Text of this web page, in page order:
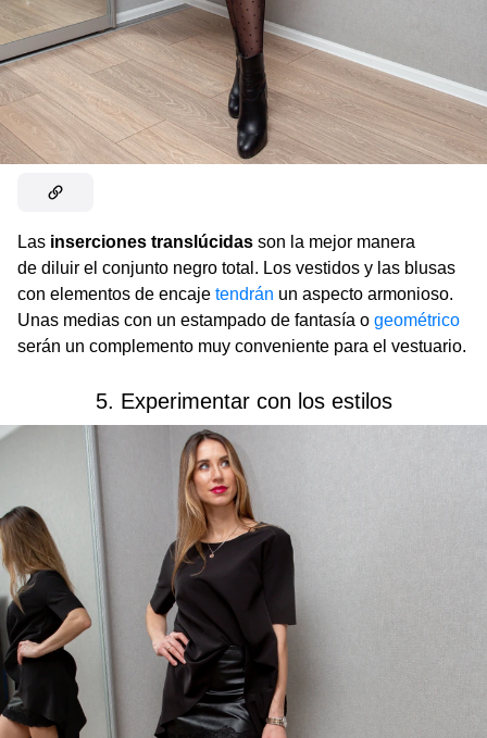
Las inserciones translúcidas son la mejor manera
de diluir el conjunto negro total. Los vestidos y las blusas
con elementos de encaje tendrán un aspecto armonioso.
Unas medias con un estampado de fantasía o geométrico
serán un complemento muy conveniente para el vestuario.
5. Experimentar con los estilos